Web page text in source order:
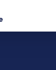
in novice
Dogodkov